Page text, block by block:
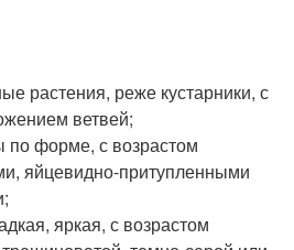
растения, реже кустарники, с
ветвей;
по форме, с возрастом
яйцевидно-притупленными
яркая, с возрастом